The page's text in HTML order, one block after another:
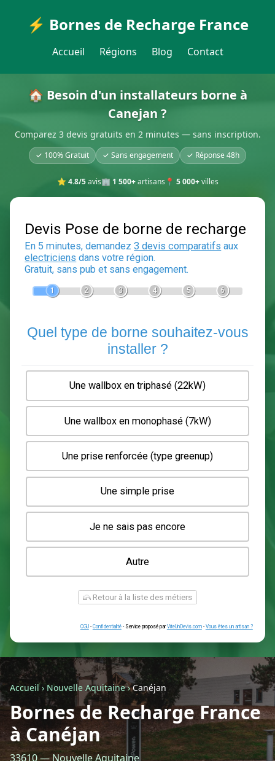
⚡ Bornes de Recharge France
Accueil Régions Blog Contact
🏠 Besoin d'un installateurs borne à
Canejan ?
Comparez 3 devis gratuits en 2 minutes — sans inscription.
✓ 100% Gratuit ✓ Sans engagement ✓ Réponse 48h
⭐ 4.8/5avis🏢 1 500+artisans 📍 5 000+villes
Devis Pose de borne de
En 5 minutes, demandez3 devis comparatifs
Gratuit, sans pub et sans engagement.
2 3 6
Quel type de borne souhaitez-
installer ?
Une wallbox en triphasé (22kW)
Une wallbox en monophasé (7kW)
Une prise renforcée (type greenup)
Une simple prise
Je ne sais pas encore
Autre
Retour à la liste des métiers
Accueil› Nouvelle Aquitaine›Canéjan
Bornes de Recharge France
à Canéjan
33610 — Nouvelle Aquitaine